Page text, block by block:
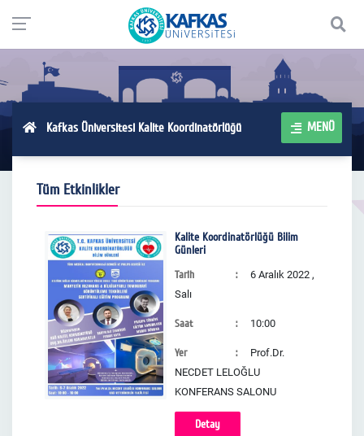
Kafkas Üniversitesi Kalite Koordinatörlüğü MENÜ
Tüm Etkinlikler
Kalite Koordinatörlüğü Bilim
Günleri
Tarih
6 Aralık 2022 ,
Salı
Saat 10:00
Yer
Prof.Dr.
NECDET LELOĞLU
KONFERANS SALONU
Detay